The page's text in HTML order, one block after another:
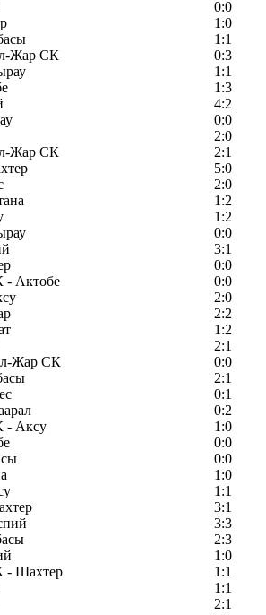
0:0
1:0
1:1
Жар СК
0:3
1:1
1:3
4:2
0:0
2:0
Жар СК
2:1
5:0
2:0
1:2
1:2
0:0
3:1
0:0
Актобе
0:0
2:0
2:2
1:2
2:1
Жар СК
0:0
2:1
0:1
0:2
- Аксу
1:0
0:0
0:0
1:0
1:1
3:1
3:3
2:3
1:0
- Шахтер
1:1
1:1
2:1